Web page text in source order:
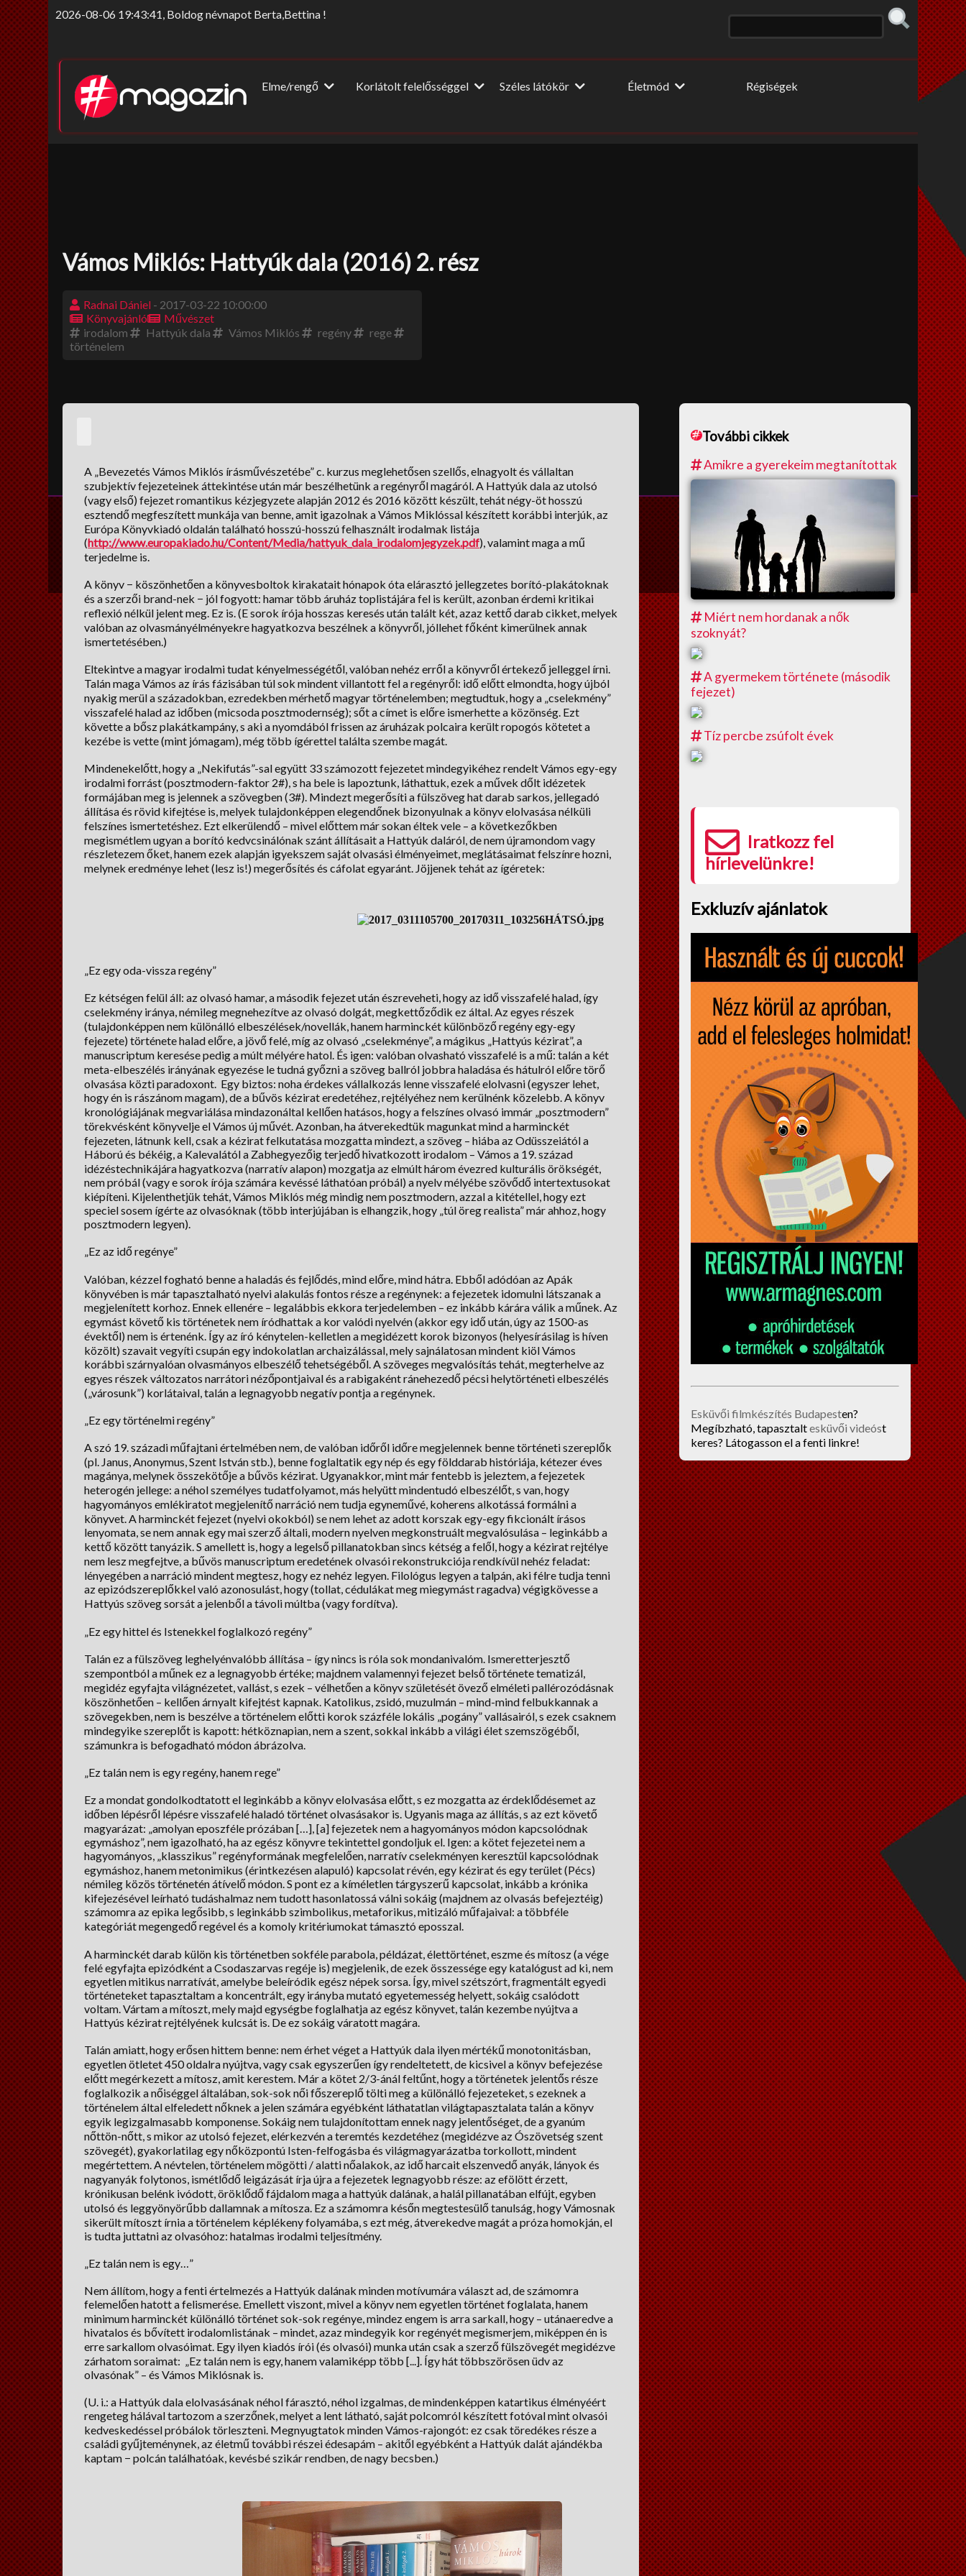
2026-08-06 19:43:41, Boldog névnapot Berta,Bettina !
Elme/rengő Korlátolt felelősséggel Széles látókör Életmód Régiségek
Vámos Miklós: Hattyúk dala (2016) 2. rész
Radnai Dániel - 2017-03-22 10:00:00
Könyvajánló
Művészet
irodalom
Hattyúk dala Vámos Miklós regény
rege
történelem
A „Bevezetés Vámos Miklós írásművészetébe” c. kurzus meglehetősen szellős, elnagyolt és vállaltan
szubjektív fejezeteinek áttekintése után már beszélhetünk a regényről magáról. A Hattyúk dala az utolsó
(vagy első) fejezet romantikus kézjegyzete alapján 2012 és 2016 között készült, tehát négy-öt hosszú
esztendő megfeszített munkája van benne, amit igazolnak a Vámos Miklóssal készített korábbi interjúk, az
Európa Könyvkiadó oldalán található hosszú-hosszú felhasznált irodalmak listája
(http://www.europakiado.hu/Content/Media/hattyuk_dala_irodalomjegyzek.pdf), valamint maga a mű
terjedelme is.
A könyv − köszönhetően a könyvesboltok kirakatait hónapok óta elárasztó jellegzetes borító-plakátoknak
és a szerzői brand-nek − jól fogyott: hamar több áruház toplistájára fel is került, azonban érdemi kritikai
reflexió nélkül jelent meg. Ez is. (E sorok írója hosszas keresés után talált két, azaz kettő darab cikket, melyek
valóban az olvasmányélményekre hagyatkozva beszélnek a könyvről, jóllehet főként kimerülnek annak
ismertetésében.)
Eltekintve a magyar irodalmi tudat kényelmességétől, valóban nehéz erről a könyvről értekező jelleggel írni.
Talán maga Vámos az írás fázisában túl sok mindent villantott fel a regényről: idő előtt elmondta, hogy újból
nyakig merül a századokban, ezredekben mérhető magyar történelemben; megtudtuk, hogy a „cselekmény”
visszafelé halad az időben (micsoda posztmodernség); sőt a címet is előre ismerhette a közönség. Ezt
követte a bősz plakátkampány, s aki a nyomdából frissen az áruházak polcaira került ropogós kötetet a
kezébe is vette (mint jómagam), még több ígérettel találta szembe magát.
Mindenekelőtt, hogy a „Nekifutás”-sal együtt 33 számozott fejezetet mindegyikéhez rendelt Vámos egy-egy
irodalmi forrást (posztmodern-faktor 2#), s ha bele is lapoztunk, láthattuk, ezek a művek dőlt idézetek
formájában meg is jelennek a szövegben (3#). Mindezt megerősíti a fülszöveg hat darab sarkos, jellegadó
állítása és rövid kifejtése is, melyek tulajdonképpen elegendőnek bizonyulnak a könyv elolvasása nélküli
felszínes ismertetéshez. Ezt elkerülendő – mivel előttem már sokan éltek vele – a következőkben
megismétlem ugyan a borító kedvcsinálónak szánt állításait a Hattyúk daláról, de nem újramondom vagy
részletezem őket, hanem ezek alapján igyekszem saját olvasási élményeimet, meglátásaimat felszínre hozni,
melynek eredménye lehet (lesz is!) megerősítés és cáfolat egyaránt. Jöjjenek tehát az ígéretek:
„Ez egy oda-vissza regény”
Ez kétségen felül áll: az olvasó hamar, a második fejezet után észreveheti, hogy az idő visszafelé halad, így
cselekmény iránya, némileg megnehezítve az olvasó dolgát, megkettőződik ez által. Az egyes részek
(tulajdonképpen nem különálló elbeszélések/novellák, hanem harminckét különböző regény egy-egy
fejezete) története halad előre, a jövő felé, míg az olvasó „cselekménye”, a mágikus „Hattyús kézirat”, a
manuscriptum keresése pedig a múlt mélyére hatol. És igen: valóban olvasható visszafelé is a mű: talán a két
meta-elbeszélés irányának egyezése le tudná győzni a szöveg ballról jobbra haladása és hátulról előre törő
olvasása közti paradoxont. Egy biztos: noha érdekes vállalkozás lenne visszafelé elolvasni (egyszer lehet,
hogy én is rászánom magam), de a bűvös kézirat eredetéhez, rejtélyéhez nem kerülnénk közelebb. A könyv
kronológiájának megvariálása mindazonáltal kellően hatásos, hogy a felszínes olvasó immár „posztmodern”
törekvésként könyvelje el Vámos új művét. Azonban, ha átverekedtük magunkat mind a harminckét
fejezeten, látnunk kell, csak a kézirat felkutatása mozgatta mindezt, a szöveg – hiába az Odüsszeiától a
Háború és békéig, a Kalevalától a Zabhegyezőig terjedő hivatkozott irodalom – Vámos a 19. század
idézéstechnikájára hagyatkozva (narratív alapon) mozgatja az elmúlt három évezred kulturális örökségét,
nem próbál (vagy e sorok írója számára kevéssé láthatóan próbál) a nyelv mélyébe szövődő intertextusokat
kiépíteni. Kijelenthetjük tehát, Vámos Miklós még mindig nem posztmodern, azzal a kitétellel, hogy ezt
speciel sosem ígérte az olvasóknak (több interjújában is elhangzik, hogy „túl öreg realista” már ahhoz, hogy
posztmodern legyen).
„Ez az idő regénye”
Valóban, kézzel fogható benne a haladás és fejlődés, mind előre, mind hátra. Ebből adódóan az Apák
könyvében is már tapasztalható nyelvi alakulás fontos része a regénynek: a fejezetek idomulni látszanak a
megjelenített korhoz. Ennek ellenére – legalábbis ekkora terjedelemben – ez inkább kárára válik a műnek. Az
egymást követő kis történetek nem íródhattak a kor valódi nyelvén (akkor egy idő után, úgy az 1500-as
évektől) nem is értenénk. Így az író kénytelen-kelletlen a megidézett korok bizonyos (helyesírásilag is híven
közölt) szavait vegyíti csupán egy indokolatlan archaizálással, mely sajnálatosan mindent kiöl Vámos
korábbi szárnyalóan olvasmányos elbeszélő tehetségéből. A szöveges megvalósítás tehát, megterhelve az
egyes részek változatos narrátori nézőpontjaival és a rabigaként ránehezedő pécsi helytörténeti elbeszélés
(„városunk”) korlátaival, talán a legnagyobb negatív pontja a regénynek.
„Ez egy történelmi regény”
A szó 19. századi műfajtani értelmében nem, de valóban időről időre megjelennek benne történeti szereplők
(pl. Janus, Anonymus, Szent István stb.), benne foglaltatik egy nép és egy földdarab históriája, kétezer éves
magánya, melynek összekötője a bűvös kézirat. Ugyanakkor, mint már fentebb is jeleztem, a fejezetek
heterogén jellege: a néhol személyes tudatfolyamot, más helyütt mindentudó elbeszélőt, s van, hogy
hagyományos emlékiratot megjelenítő narráció nem tudja egyneművé, koherens alkotássá formálni a
könyvet. A harminckét fejezet (nyelvi okokból) se nem lehet az adott korszak egy-egy fikcionált írásos
lenyomata, se nem annak egy mai szerző általi, modern nyelven megkonstruált megvalósulása – leginkább a
kettő között tanyázik. S amellett is, hogy a legelső pillanatokban sincs kétség a felől, hogy a kézirat rejtélye
nem lesz megfejtve, a bűvös manuscriptum eredetének olvasói rekonstrukciója rendkívül nehéz feladat:
lényegében a narráció mindent megtesz, hogy ez nehéz legyen. Filológus legyen a talpán, aki félre tudja tenni
az epizódszereplőkkel való azonosulást, hogy (tollat, cédulákat meg miegymást ragadva) végigkövesse a
Hattyús szöveg sorsát a jelenből a távoli múltba (vagy fordítva).
„Ez egy hittel és Istenekkel foglalkozó regény”
Talán ez a fülszöveg leghelyénvalóbb állítása – így nincs is róla sok mondanivalóm. Ismeretterjesztő
szempontból a műnek ez a legnagyobb értéke; majdnem valamennyi fejezet belső története tematizál,
megidéz egyfajta világnézetet, vallást, s ezek – vélhetően a könyv születését övező elméleti pallérozódásnak
köszönhetően – kellően árnyalt kifejtést kapnak. Katolikus, zsidó, muzulmán – mind-mind felbukkannak a
szövegekben, nem is beszélve a történelem előtti korok százféle lokális „pogány” vallásairól, s ezek csaknem
mindegyike szereplőt is kapott: hétköznapian, nem a szent, sokkal inkább a világi élet szemszögéből,
számunkra is befogadható módon ábrázolva.
„Ez talán nem is egy regény, hanem rege”
Ez a mondat gondolkodtatott el leginkább a könyv elolvasása előtt, s ez mozgatta az érdeklődésemet az
időben lépésről lépésre visszafelé haladó történet olvasásakor is. Ugyanis maga az állítás, s az ezt követő
magyarázat: „amolyan eposzféle prózában […], [a] fejezetek nem a hagyományos módon kapcsolódnak
egymáshoz”, nem igazolható, ha az egész könyvre tekintettel gondoljuk el. Igen: a kötet fejezetei nem a
hagyományos, „klasszikus” regényformának megfelelően, narratív cselekményen keresztül kapcsolódnak
egymáshoz, hanem metonimikus (érintkezésen alapuló) kapcsolat révén, egy kézirat és egy terület (Pécs)
némileg közös történetén átívelő módon. S pont ez a kíméletlen tárgyszerű kapcsolat, inkább a krónika
kifejezésével leírható tudáshalmaz nem tudott hasonlatossá válni sokáig (majdnem az olvasás befejeztéig)
számomra az epika legősibb, s leginkább szimbolikus, metaforikus, mitizáló műfajaival: a többféle
kategóriát megengedő regével és a komoly kritériumokat támasztó eposszal.
A harminckét darab külön kis történetben sokféle parabola, példázat, élettörténet, eszme és mítosz (a vége
felé egyfajta epizódként a Csodaszarvas regéje is) megjelenik, de ezek összessége egy katalógust ad ki, nem
egyetlen mitikus narratívát, amelybe beleíródik egész népek sorsa. Így, mivel szétszórt, fragmentált egyedi
történeteket tapasztaltam a koncentrált, egy irányba mutató egyetemesség helyett, sokáig csalódott
voltam. Vártam a mítoszt, mely majd egységbe foglalhatja az egész könyvet, talán kezembe nyújtva a
Hattyús kézirat rejtélyének kulcsát is. De ez sokáig váratott magára.
Talán amiatt, hogy erősen hittem benne: nem érhet véget a Hattyúk dala ilyen mértékű monotonitásban,
egyetlen ötletet 450 oldalra nyújtva, vagy csak egyszerűen így rendeltetett, de kicsivel a könyv befejezése
előtt megérkezett a mítosz, amit kerestem. Már a kötet 2/3-ánál feltűnt, hogy a történetek jelentős része
foglalkozik a nőiséggel általában, sok-sok női főszereplő tölti meg a különálló fejezeteket, s ezeknek a
történelem által elfeledett nőknek a jelen számára egyébként láthatatlan világtapasztalata talán a könyv
egyik legizgalmasabb komponense. Sokáig nem tulajdonítottam ennek nagy jelentőséget, de a gyanúm
nőttön-nőtt, s mikor az utolsó fejezet, elérkezvén a teremtés kezdetéhez (megidézve az Ószövetség szent
szövegét), gyakorlatilag egy nőközpontú Isten-felfogásba és világmagyarázatba torkollott, mindent
megértettem. A névtelen, történelem mögötti / alatti nőalakok, az idő harcait elszenvedő anyák, lányok és
nagyanyák folytonos, ismétlődő leigázását írja újra a fejezetek legnagyobb része: az efölött érzett,
krónikusan belénk ivódott, öröklődő fájdalom maga a hattyúk dalának, a halál pillanatában elfújt, egyben
utolsó és leggyönyörűbb dallamnak a mítosza. Ez a számomra későn megtestesülő tanulság, hogy Vámosnak
sikerült mítoszt írnia a történelem képlékeny folyamába, s ezt még, átverekedve magát a próza homokján, el
is tudta juttatni az olvasóhoz: hatalmas irodalmi teljesítmény.
„Ez talán nem is egy…”
Nem állítom, hogy a fenti értelmezés a Hattyúk dalának minden motívumára választ ad, de számomra
felemelően hatott a felismerése. Emellett viszont, mivel a könyv nem egyetlen történet foglalata, hanem
minimum harminckét különálló történet sok-sok regénye, mindez engem is arra sarkall, hogy – utánaeredve a
hivatalos és bővített irodalomlistának – mindet, azaz mindegyik kor regényét megismerjem, miképpen én is
erre sarkallom olvasóimat. Egy ilyen kiadós írói (és olvasói) munka után csak a szerző fülszövegét megidézve
zárhatom soraimat: „Ez talán nem is egy, hanem valamiképp több [...]. Így hát többszörösen üdv az
olvasónak” – és Vámos Miklósnak is.
(U. i.: a Hattyúk dala elolvasásának néhol fárasztó, néhol izgalmas, de mindenképpen katartikus élményéért
rengeteg hálával tartozom a szerzőnek, melyet a lent látható, saját polcomról készített fotóval mint olvasói
kedveskedéssel próbálok törleszteni. Megnyugtatok minden Vámos-rajongót: ez csak töredékes része a
családi gyűjteménynek, az életmű további részei édesapám – akitől egyébként a Hattyúk dalát ajándékba
kaptam − polcán találhatóak, kevésbé szikár rendben, de nagy becsben.)
További cikkek
Amikre a gyerekeim megtanítottak
Miért nem hordanak a nők
szoknyát?
A gyermekem története (második
fejezet)
Tíz percbe zsúfolt évek
Iratkozz fel
hírlevelünkre!
Exkluzív ajánlatok
Esküvői filmkészítés Budapesten?
Megíbzható, tapasztaltesküvői videóst
keres? Látogasson el a fenti linkre!